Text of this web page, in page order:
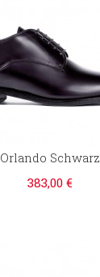
Orlando Schwarz
383,00 €